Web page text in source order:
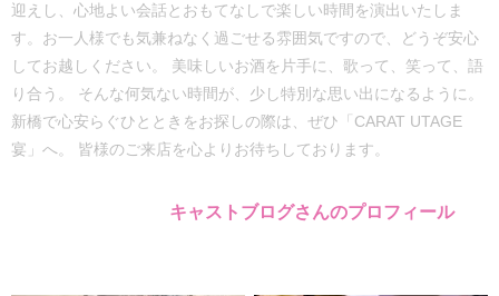
迎えし、心地よい会話とおもてなしで楽しい時間を演出いたしま
す。お一人様でも気兼ねなく過ごせる雰囲気ですので、どうぞ安心
してお越しください。 美味しいお酒を片手に、歌って、笑って、語
り合う。 そんな何気ない時間が、少し特別な思い出になるように。
新橋で心安らぐひとときをお探しの際は、ぜひ「CARAT UTAGE
宴」へ。 皆様のご来店を心よりお待ちしております。
キャストブログさんのプロフィール